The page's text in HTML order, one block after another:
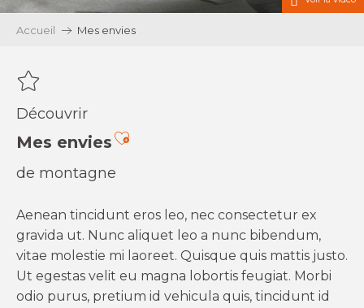
Accueil Mes envies
Découvrir
Mes enviesAjouter aux favoris
de montagne
Aenean tincidunt eros leo, nec consectetur ex
gravida ut. Nunc aliquet leo a nunc bibendum,
vitae molestie mi laoreet. Quisque quis mattis justo.
Ut egestas velit eu magna lobortis feugiat. Morbi
odio purus, pretium id vehicula quis, tincidunt id